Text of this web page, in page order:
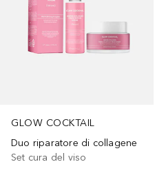
GLOW COCKTAIL
Duo riparatore di collagene
Set cura del viso